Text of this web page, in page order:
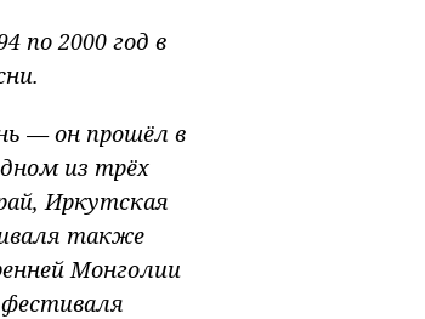
по 2000 год в
— он прошёл в
из трёх
Иркутская
также
Монголии